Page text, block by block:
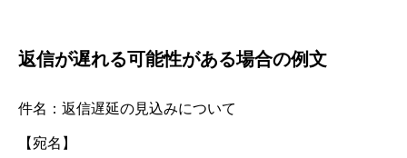
返信が遅れる可能性がある場合の例文
件名：返信遅延の見込みについて
【宛名】